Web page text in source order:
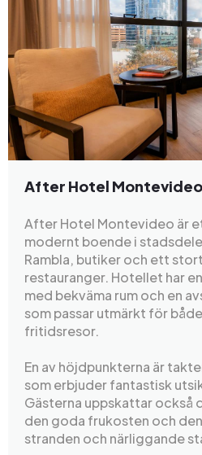
After Hotel Montevideo
After Hotel Montevideo är
modernt boende i
Rambla, butiker och ett
restauranger. Hotellet har
med bekväma rum och en
som passar utmärkt för
fritidsresor.
En av höjdpunkterna är
som erbjuder fantastisk
Gästerna uppskattar också
den goda frukosten och
stranden och närliggande